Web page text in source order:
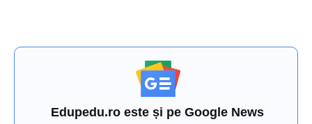
Edupedu.ro este și pe Google News